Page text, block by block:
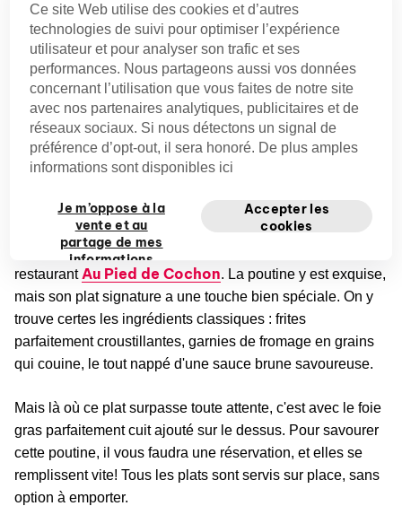
Dans le quartier bohème du Plateau-Mont-Royal, les petits
restos et cafés foisonnent. À notre humble avis, c'est
l'endroit idéal pour découvrir certaines des meilleures
poutines en ville.
Ici, décontracté rime avec saveur, et nous sommes prêts à
parier que ces adresses vont certainement vous
surprendre.
Au Pied de Cochon
Préparez-vous à faire voyager vos papilles gustatives au
restaurantAu Pied de Cochon. La poutine y est exquise,
mais son plat signature a une touche bien spéciale. On y
trouve certes les ingrédients classiques : frites
parfaitement croustillantes, garnies de fromage en grains
qui couine, le tout nappé d'une sauce brune savoureuse.
Mais là où ce plat surpasse toute attente, c'est avec le foie
gras parfaitement cuit ajouté sur le dessus. Pour savourer
cette poutine, il vous faudra une réservation, et elles se
remplissent vite! Tous les plats sont servis sur place, sans
option à emporter.
Ce site Web utilise des cookies et d’autres
technologies de suivi pour optimiser l’expérience
utilisateur et pour analyser son trafic et ses
performances. Nous partageons aussi vos données
concernant l’utilisation que vous faites de notre site
avec nos partenaires analytiques, publicitaires et de
réseaux sociaux. Si nous détectons un signal de
préférence d’opt-out, il sera honoré. De plus amples
informations sont disponibles ici
Je m’oppose à la
vente et au
partage de mes
informations
personnelles
privées
Accepter les
cookies